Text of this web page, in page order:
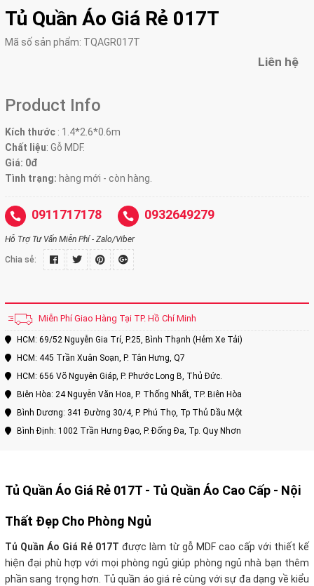
Tủ Quần Áo Giá Rẻ 017T
Mã số sản phẩm: TQAGR017T
Liên hệ
Product Info
Kích thước : 1.4*2.6*0.6m
Chất liệu: Gỗ MDF.
Giá: 0đ
Tình trạng: hàng mới - còn hàng.
0911717178 0932649279
Hỗ Trợ Tư Vấn Miễn Phí - Zalo/Viber
Chia sẻ:
Miễn Phí Giao Hàng Tại TP. Hồ Chí Minh
HCM: 69/52 Nguyễn Gia Trí, P.25, Bình Thạnh (Hẻm Xe Tải)
HCM: 445 Trần Xuân Soạn, P. Tân Hưng, Q7
HCM: 656 Võ Nguyên Giáp, P. Phước Long B, Thủ Đức.
Biên Hòa: 24 Nguyễn Văn Hoa, P. Thống Nhất, TP. Biên Hòa
Bình Dương: 341 Đường 30/4, P. Phú Thọ, Tp Thủ Dầu Một
Bình Định: 1002 Trần Hưng Đạo, P. Đống Đa, Tp. Quy Nhơn
Tủ Quần Áo Giá Rẻ 017T - Tủ Quần Áo Cao Cấp - Nội
Thất Đẹp Cho Phòng Ngủ
Tủ Quần Áo Giá Rẻ 017T được làm từ gỗ MDF cao cấp với thiết kế
hiện đại phù hợp với mọi phòng ngủ giúp phòng ngủ nhà bạn thêm
phần sang trọng hơn. Tủ quần áo giá rẻ cùng với sự đa dạng về kiểu